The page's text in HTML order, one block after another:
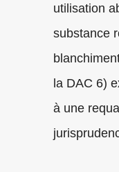
utilisation
substance
la DAC 6)
à une